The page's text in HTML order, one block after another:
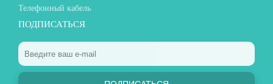
Телефонный кабель
ПОДПИСАТЬСЯ